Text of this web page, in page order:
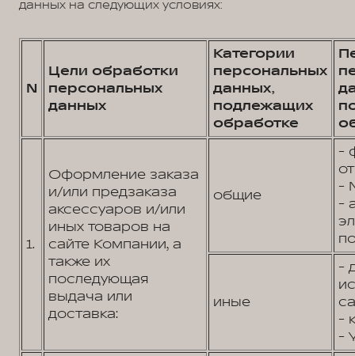
данных на следующих условиях:
N
Цели обработки
персональных
данных
Категории
персональных
данных,
подлежащих
обработке
1.
Оформление заказа
и/или предзаказа
аксессуаров и/или
иных товаров на
сайте Компании, а
также их
последующая
выдача или
доставка:
общие
-
-
-
иные
-
-
-